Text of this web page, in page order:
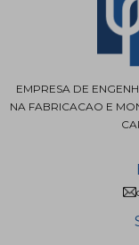
EMPRESA DE
NA FABRICACAO E